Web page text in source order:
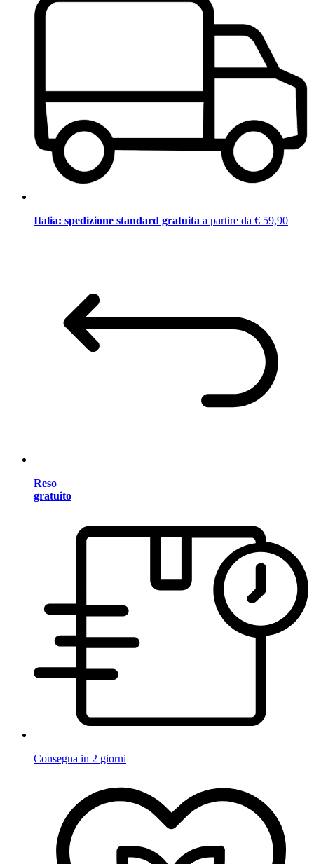
Italia: spedizione standard gratuita a partire da € 59,90
Reso
gratuito
Consegna in 2 giorni